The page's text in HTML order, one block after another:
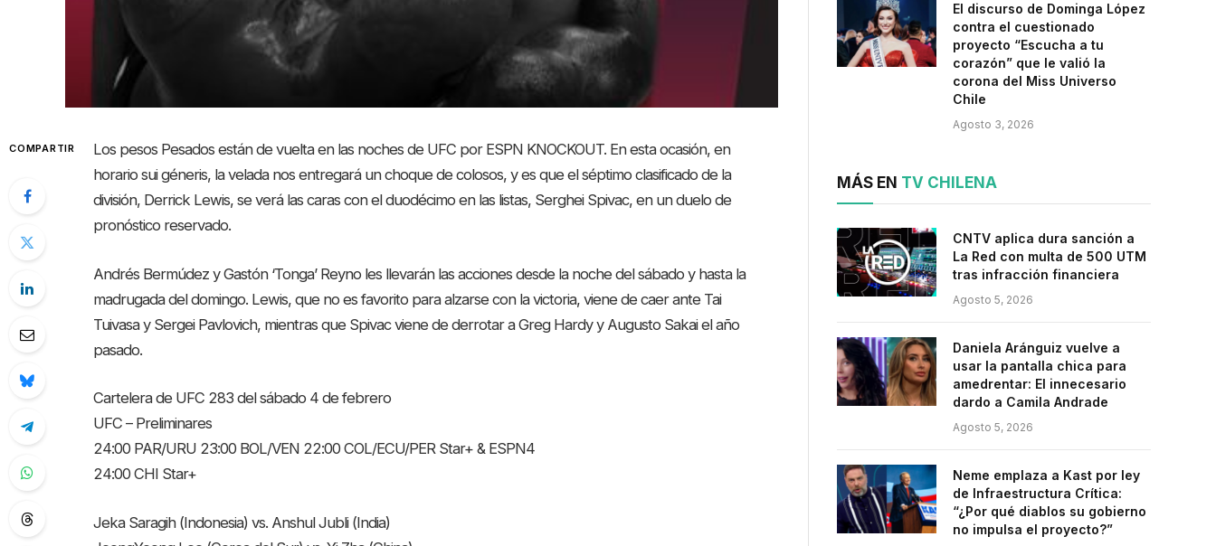
COMPARTIR
Los pesos Pesados están de vuelta en las noches de UFC por ESPN KNOCKOUT. En esta ocasión, en
horario sui géneris, la velada nos entregará un choque de colosos, y es que el séptimo clasificado de la
división, Derrick Lewis, se verá las caras con el duodécimo en las listas, Serghei Spivac, en un duelo de
pronóstico reservado.
Andrés Bermúdez y Gastón ‘Tonga’ Reyno les llevarán las acciones desde la noche del sábado y hasta la
madrugada del domingo. Lewis, que no es favorito para alzarse con la victoria, viene de caer ante Tai
Tuivasa y Sergei Pavlovich, mientras que Spivac viene de derrotar a Greg Hardy y Augusto Sakai el año
pasado.
Cartelera de UFC 283 del sábado 4 de febrero
UFC – Preliminares
24:00 PAR/URU 23:00 BOL/VEN 22:00 COL/ECU/PER Star+ & ESPN4
24:00 CHI Star+
Jeka Saragih (Indonesia) vs. Anshul Jubli (India)
El discurso de Dominga López
contra el cuestionado
proyecto “Escucha a tu
corazón” que le valió la
corona del Miss Universo
Chile
Agosto 3, 2026
MÁS EN TV CHILENA
CNTV aplica dura sanción a
La Red con multa de 500 UTM
tras infracción financiera
Agosto 5, 2026
Daniela Aránguiz vuelve a
usar la pantalla chica para
amedrentar: El innecesario
dardo a Camila Andrade
Agosto 5, 2026
Neme emplaza a Kast por ley
de Infraestructura Crítica:
“¿Por qué diablos su gobierno
no impulsa el proyecto?”